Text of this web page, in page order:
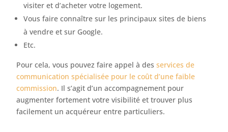
visiter et d’acheter votre logement.
Vous faire connaître sur les principaux sites de biens
à vendre et sur Google.
Etc.
Pour cela, vous pouvez faire appel à desservices de
communication spécialisée pour le coût d’une faible
commission. Il s’agit d’un accompagnement pour
augmenter fortement votre visibilité et trouver plus
facilement un acquéreur entre particuliers.